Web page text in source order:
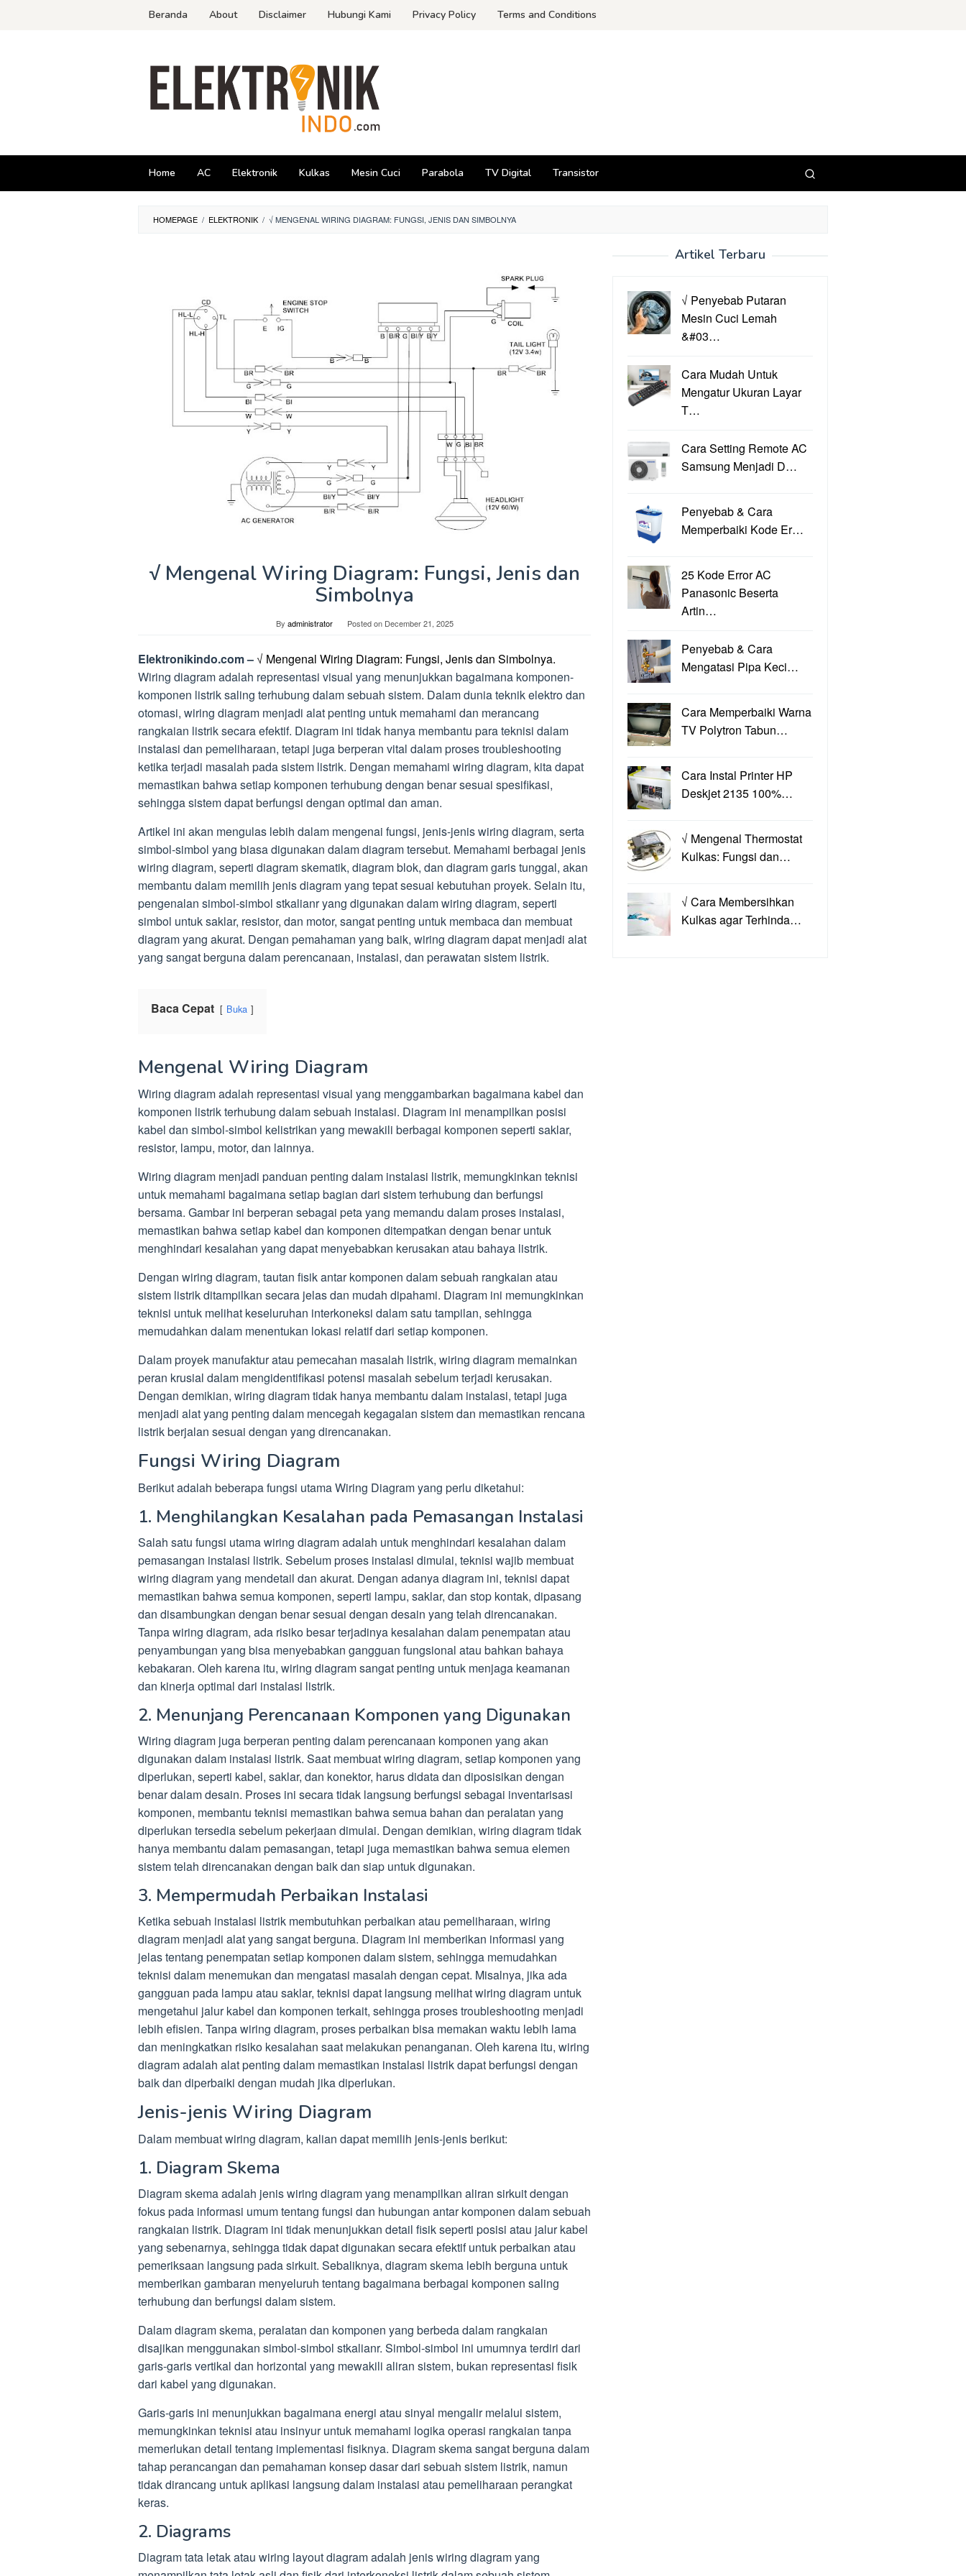
Beranda About Disclaimer Hubungi Kami Privacy Policy Terms and Conditions
Home AC Elektronik Kulkas Mesin Cuci Parabola TV Digital Transistor
HOMEPAGE / ELEKTRONIK / √ MENGENAL WIRING DIAGRAM: FUNGSI, JENIS DAN SIMBOLNYA
√ Mengenal Wiring Diagram: Fungsi, Jenis dan
Simbolnya
By administrator Posted on December 21, 2025
Elektronikindo.com – √ Mengenal Wiring Diagram: Fungsi, Jenis dan Simbolnya.
Wiring diagram adalah representasi visual yang menunjukkan bagaimana komponen-
komponen listrik saling terhubung dalam sebuah sistem. Dalam dunia teknik elektro dan
otomasi, wiring diagram menjadi alat penting untuk memahami dan merancang
rangkaian listrik secara efektif. Diagram ini tidak hanya membantu para teknisi dalam
instalasi dan pemeliharaan, tetapi juga berperan vital dalam proses troubleshooting
ketika terjadi masalah pada sistem listrik. Dengan memahami wiring diagram, kita dapat
memastikan bahwa setiap komponen terhubung dengan benar sesuai spesifikasi,
sehingga sistem dapat berfungsi dengan optimal dan aman.
Artikel ini akan mengulas lebih dalam mengenai fungsi, jenis-jenis wiring diagram, serta
simbol-simbol yang biasa digunakan dalam diagram tersebut. Memahami berbagai jenis
wiring diagram, seperti diagram skematik, diagram blok, dan diagram garis tunggal, akan
membantu dalam memilih jenis diagram yang tepat sesuai kebutuhan proyek. Selain itu,
pengenalan simbol-simbol stkalianr yang digunakan dalam wiring diagram, seperti
simbol untuk saklar, resistor, dan motor, sangat penting untuk membaca dan membuat
diagram yang akurat. Dengan pemahaman yang baik, wiring diagram dapat menjadi alat
yang sangat berguna dalam perencanaan, instalasi, dan perawatan sistem listrik.
Baca Cepat Buka
Mengenal Wiring Diagram
Wiring diagram adalah representasi visual yang menggambarkan bagaimana kabel dan
komponen listrik terhubung dalam sebuah instalasi. Diagram ini menampilkan posisi
kabel dan simbol-simbol kelistrikan yang mewakili berbagai komponen seperti saklar,
resistor, lampu, motor, dan lainnya.
Wiring diagram menjadi panduan penting dalam instalasi listrik, memungkinkan teknisi
untuk memahami bagaimana setiap bagian dari sistem terhubung dan berfungsi
bersama. Gambar ini berperan sebagai peta yang memandu dalam proses instalasi,
memastikan bahwa setiap kabel dan komponen ditempatkan dengan benar untuk
menghindari kesalahan yang dapat menyebabkan kerusakan atau bahaya listrik.
Dengan wiring diagram, tautan fisik antar komponen dalam sebuah rangkaian atau
sistem listrik ditampilkan secara jelas dan mudah dipahami. Diagram ini memungkinkan
teknisi untuk melihat keseluruhan interkoneksi dalam satu tampilan, sehingga
memudahkan dalam menentukan lokasi relatif dari setiap komponen.
Dalam proyek manufaktur atau pemecahan masalah listrik, wiring diagram memainkan
peran krusial dalam mengidentifikasi potensi masalah sebelum terjadi kerusakan.
Dengan demikian, wiring diagram tidak hanya membantu dalam instalasi, tetapi juga
menjadi alat yang penting dalam mencegah kegagalan sistem dan memastikan rencana
listrik berjalan sesuai dengan yang direncanakan.
Fungsi Wiring Diagram
Berikut adalah beberapa fungsi utama Wiring Diagram yang perlu diketahui:
1. Menghilangkan Kesalahan pada Pemasangan Instalasi
Salah satu fungsi utama wiring diagram adalah untuk menghindari kesalahan dalam
pemasangan instalasi listrik. Sebelum proses instalasi dimulai, teknisi wajib membuat
wiring diagram yang mendetail dan akurat. Dengan adanya diagram ini, teknisi dapat
memastikan bahwa semua komponen, seperti lampu, saklar, dan stop kontak, dipasang
dan disambungkan dengan benar sesuai dengan desain yang telah direncanakan.
Tanpa wiring diagram, ada risiko besar terjadinya kesalahan dalam penempatan atau
penyambungan yang bisa menyebabkan gangguan fungsional atau bahkan bahaya
kebakaran. Oleh karena itu, wiring diagram sangat penting untuk menjaga keamanan
dan kinerja optimal dari instalasi listrik.
2. Menunjang Perencanaan Komponen yang Digunakan
Wiring diagram juga berperan penting dalam perencanaan komponen yang akan
digunakan dalam instalasi listrik. Saat membuat wiring diagram, setiap komponen yang
diperlukan, seperti kabel, saklar, dan konektor, harus didata dan diposisikan dengan
benar dalam desain. Proses ini secara tidak langsung berfungsi sebagai inventarisasi
komponen, membantu teknisi memastikan bahwa semua bahan dan peralatan yang
diperlukan tersedia sebelum pekerjaan dimulai. Dengan demikian, wiring diagram tidak
hanya membantu dalam pemasangan, tetapi juga memastikan bahwa semua elemen
sistem telah direncanakan dengan baik dan siap untuk digunakan.
3. Mempermudah Perbaikan Instalasi
Ketika sebuah instalasi listrik membutuhkan perbaikan atau pemeliharaan, wiring
diagram menjadi alat yang sangat berguna. Diagram ini memberikan informasi yang
jelas tentang penempatan setiap komponen dalam sistem, sehingga memudahkan
teknisi dalam menemukan dan mengatasi masalah dengan cepat. Misalnya, jika ada
gangguan pada lampu atau saklar, teknisi dapat langsung melihat wiring diagram untuk
mengetahui jalur kabel dan komponen terkait, sehingga proses troubleshooting menjadi
lebih efisien. Tanpa wiring diagram, proses perbaikan bisa memakan waktu lebih lama
dan meningkatkan risiko kesalahan saat melakukan penanganan. Oleh karena itu, wiring
diagram adalah alat penting dalam memastikan instalasi listrik dapat berfungsi dengan
baik dan diperbaiki dengan mudah jika diperlukan.
Jenis-jenis Wiring Diagram
Dalam membuat wiring diagram, kalian dapat memilih jenis-jenis berikut:
1. Diagram Skema
Diagram skema adalah jenis wiring diagram yang menampilkan aliran sirkuit dengan
fokus pada informasi umum tentang fungsi dan hubungan antar komponen dalam sebuah
rangkaian listrik. Diagram ini tidak menunjukkan detail fisik seperti posisi atau jalur kabel
yang sebenarnya, sehingga tidak dapat digunakan secara efektif untuk perbaikan atau
pemeriksaan langsung pada sirkuit. Sebaliknya, diagram skema lebih berguna untuk
memberikan gambaran menyeluruh tentang bagaimana berbagai komponen saling
terhubung dan berfungsi dalam sistem.
Dalam diagram skema, peralatan dan komponen yang berbeda dalam rangkaian
disajikan menggunakan simbol-simbol stkalianr. Simbol-simbol ini umumnya terdiri dari
garis-garis vertikal dan horizontal yang mewakili aliran sistem, bukan representasi fisik
dari kabel yang digunakan.
Garis-garis ini menunjukkan bagaimana energi atau sinyal mengalir melalui sistem,
memungkinkan teknisi atau insinyur untuk memahami logika operasi rangkaian tanpa
memerlukan detail tentang implementasi fisiknya. Diagram skema sangat berguna dalam
tahap perancangan dan pemahaman konsep dasar dari sebuah sistem listrik, namun
tidak dirancang untuk aplikasi langsung dalam instalasi atau pemeliharaan perangkat
keras.
2. Diagrams
Diagram tata letak atau wiring layout diagram adalah jenis wiring diagram yang
Artikel Terbaru
√ Penyebab Putaran
Mesin Cuci Lemah
&#03…
Cara Mudah Untuk
Mengatur Ukuran Layar
T…
Cara Setting Remote AC
Samsung Menjadi D…
Penyebab & Cara
Memperbaiki Kode Er…
25 Kode Error AC
Panasonic Beserta
Artin…
Penyebab & Cara
Mengatasi Pipa Keci…
Cara Memperbaiki Warna
TV Polytron Tabun…
Cara Instal Printer HP
Deskjet 2135 100%…
√ Mengenal Thermostat
Kulkas: Fungsi dan…
√ Cara Membersihkan
Kulkas agar Terhinda…